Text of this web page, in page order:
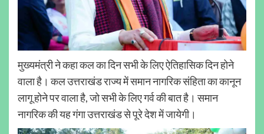
मुख्यमंत्री ने कहा कल का दिन सभी के लिए ऐतिहासिक दिन होने
वाला है। कल उत्तराखंड राज्य में समान नागरिक संहिता का कानून
लागू होने पर वाला है, जो सभी के लिए गर्व की बात है। समान
नागरिक की यह गंगा उत्तराखंड से पूरे देश में जायेगी।